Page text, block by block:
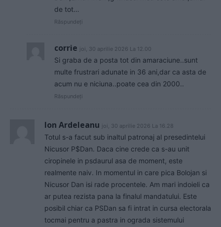
de tot…
Răspundeți
corrie joi, 30 aprilie 2026 La 12.00
Si graba de a posta tot din amaraciune..sunt
multe frustrari adunate in 36 ani,dar ca asta de
acum nu e niciuna..poate cea din 2000..
Răspundeți
Ion Ardeleanu joi, 30 aprilie 2026 La 16.28
Totul s-a facut sub inaltul patronaj al presedintelui
Nicusor P$Dan. Daca cine crede ca s-au unit
ciropinele in psdaurul asa de moment, este
realmente naiv. In momentul in care pica Bolojan si
Nicusor Dan isi rade procentele. Am mari indoieli ca
ar putea rezista pana la finalul mandatului. Este
posibil chiar ca PSDan sa fi intrat in cursa electorala
tocmai pentru a pastra in ograda sistemului